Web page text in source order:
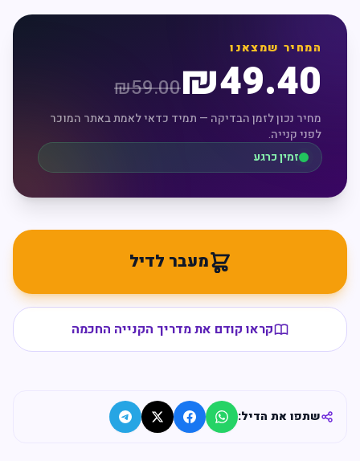
המחיר שמצאנו
₪49.40
₪59.00
מחיר נכון לזמן הבדיקה — תמיד כדאי לאמת באתר המוכר
לפני קנייה.
זמין כרגע
מעבר לדיל
קראו קודם את מדריך הקנייה החכמה
שתפו את הדיל: